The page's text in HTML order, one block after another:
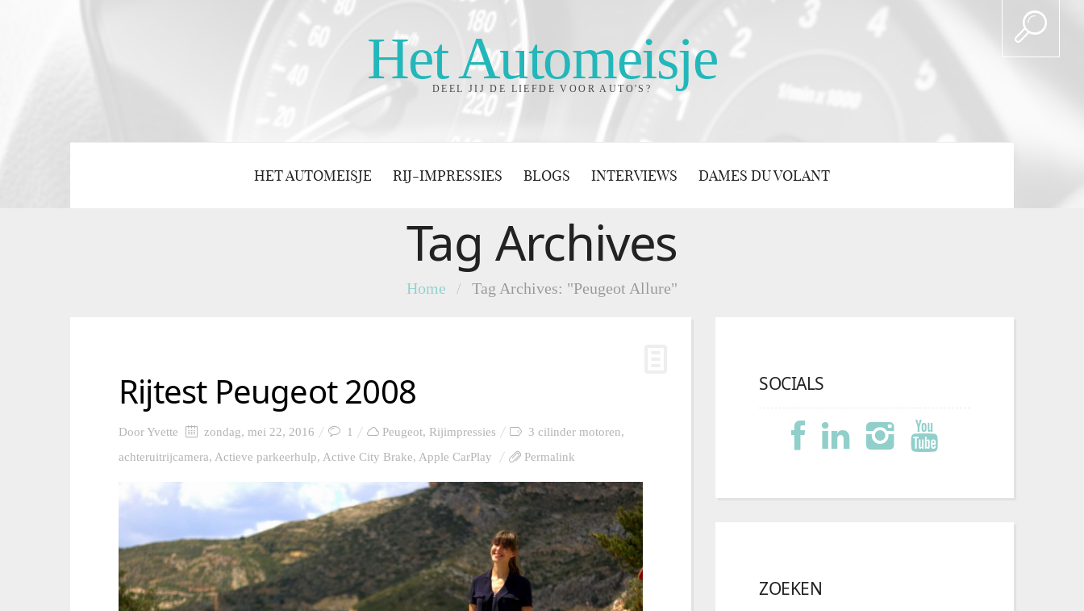
Het Automeisje
DEEL JIJ DE LIEFDE VOOR AUTO'S?
HET AUTOMEISJE RIJ-IMPRESSIES BLOGS INTERVIEWS DAMES DU VOLANT
Tag Archives
Home / Tag Archives: "Peugeot Allure"
Rijtest Peugeot 2008
DoorYvette zondag, mei 22, 2016 1 Peugeot, Rijimpressies 3 cilinder motoren,
achteruitrijcamera, Actieve parkeerhulp, Active City Brake, Apple CarPlay Permalink
SOCIALS
ZOEKEN